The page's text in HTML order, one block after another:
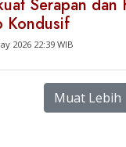
Serapan
Kondusif
2026 22:39 WIB
Muat Lebih